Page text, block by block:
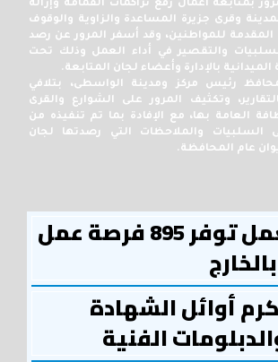
بمتابعة أعمال رفع تراكمات القمامة وإزالة
وقرى جزيرة المساعدة والزاوية والوقوف
للمواطنين، وقد أسفر المرور عن رصد
والتقصير في أداء العمل وذلك تحت
بالإدارة وأعضاء لجان المتابعة.
رئيس مركز ومدينة الواسطى، بتلافي
وتكثيف المرور على الشوارع والقرى
العامة بها، مع الإفادة بما تم تنفيذه من
السلبيات والملاحظات التي رصدتها لجان
عام المحافظة.
مديرية العمل توفر 895 فرصة عمل
أوائل الشهادة
الفنية